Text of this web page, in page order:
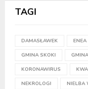
TAGI
DAMASŁAWEK ENEA
GMINA SKOKI
KORONAWIRUS
NEKROLOGI NIELBA